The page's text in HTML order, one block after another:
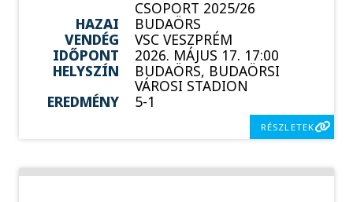
CSOPORT 2025/26
HAZAI
BUDAÖRS
VENDÉG
VSC VESZPRÉM
IDŐPONT
2026. MÁJUS 17. 17:00
HELYSZÍN
BUDAÖRS, BUDAÖRSI
VÁROSI STADION
EREDMÉNY
5-1
RÉSZLETEK